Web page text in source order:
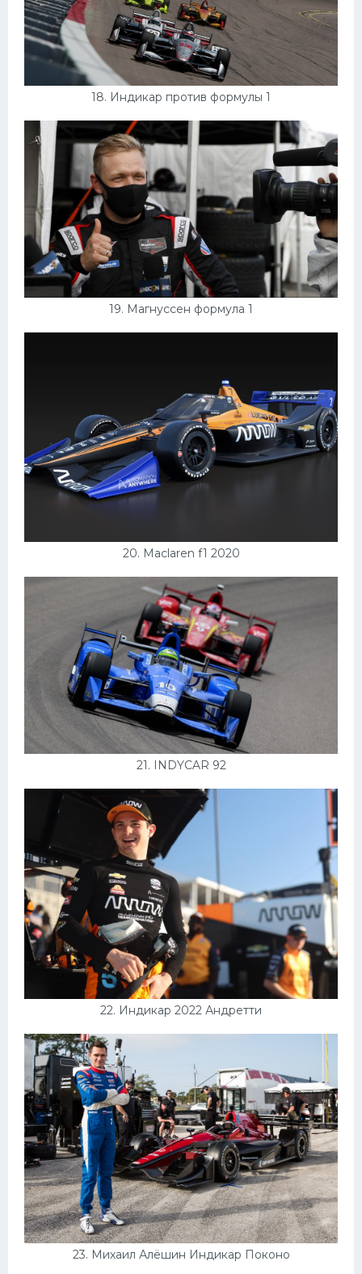
18. Индикар против формулы 1
19. Магнуссен формула 1
20. Maclaren f1 2020
21. INDYCAR 92
22. Индикар 2022 Андретти
23. Михаил Алёшин Индикар Поконо